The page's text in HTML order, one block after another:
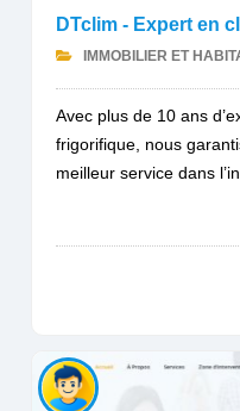
DTclim - Expert en
IMMOBILIER ET
Avec plus de 10 ans
frigorifique, nous
meilleur service dans